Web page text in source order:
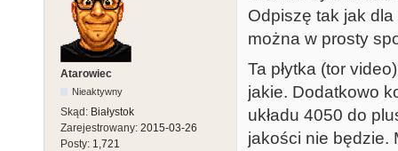
Atarowiec
Nieaktywny
Skąd: Białystok
Zarejestrowany: 2015-03-26
Posty: 1,721
Odpiszę tak jak
można w prosty
Ta płytka (tor
jakie. Dodatkowo
układu 4050 do
jakości nie będzie.